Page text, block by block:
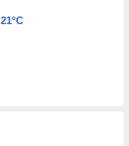
21°C